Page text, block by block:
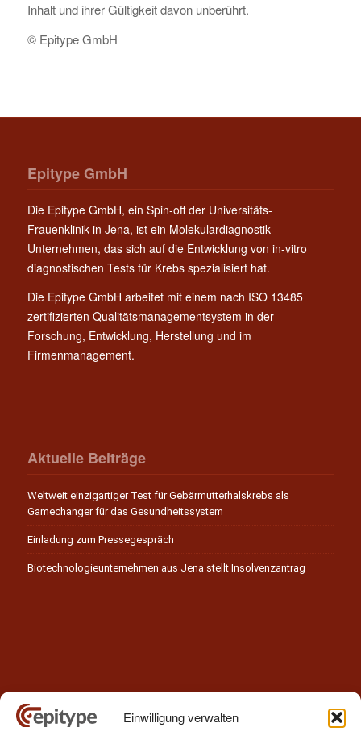
Einwilligung verwalten
Inhalt und ihrer Gültigkeit davon unberührt.
© Epitype GmbH
Epitype GmbH
Die Epitype GmbH, ein Spin-off der Universitäts-
Frauenklinik in Jena, ist ein Molekulardiagnostik-
Unternehmen, das sich auf die Entwicklung von in-vitro
diagnostischen Tests für Krebs spezialisiert hat.
Die Epitype GmbH arbeitet mit einem nach ISO 13485
zertifizierten Qualitätsmanagementsystem in der
Forschung, Entwicklung, Herstellung und im
Firmenmanagement.
Aktuelle Beiträge
Weltweit einzigartiger Test für Gebärmutterhalskrebs als
Gamechanger für das Gesundheitssystem
Einladung zum Pressegespräch
Biotechnologieunternehmen aus Jena stellt Insolvenzantrag
Kontakt